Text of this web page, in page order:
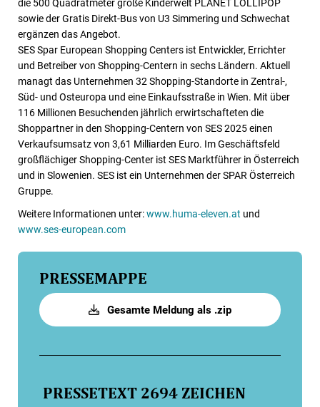
die 500 Quadratmeter große Kinderwelt PLANET LOLLIPOP
sowie der Gratis Direkt-Bus von U3 Simmering und Schwechat
ergänzen das Angebot.
SES Spar European Shopping Centers ist Entwickler, Errichter
und Betreiber von Shopping-Centern in sechs Ländern. Aktuell
managt das Unternehmen 32 Shopping-Standorte in Zentral-,
Süd- und Osteuropa und eine Einkaufsstraße in Wien. Mit über
116 Millionen Besuchenden jährlich erwirtschafteten die
Shoppartner in den Shopping-Centern von SES 2025 einen
Verkaufsumsatz von 3,61 Milliarden Euro. Im Geschäftsfeld
großflächiger Shopping-Center ist SES Marktführer in Österreich
und in Slowenien. SES ist ein Unternehmen der SPAR Österreich
Gruppe.
Weitere Informationen unter:www.huma-eleven.at und
www.ses-european.com
PRESSEMAPPE
Gesamte Meldung als .zip
PRESSETEXT 2694 ZEICHEN